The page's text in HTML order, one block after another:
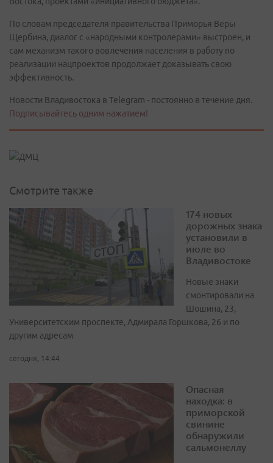
По словам председателя правительства Приморья Веры
Щербина, диалог с «народными контролерами» выстроен, и
сам механизм такого вовлечения населения в работу по
реализации нацпроектов продолжает доказывать свою
эффективность.
Новости Владивостока в Telegram - постоянно в течение дня.
Подписывайтесь одним нажатием!
Смотрите также
174 новых
дорожных знака
установили в
июле во
Владивостоке
Новые знаки
смонтировали на
Шошина, 23,
Университетским проспекте, Адмирала Горшкова, 26 и по
другим адресам
сегодня, 14:44
Опасная
находка: в
приморской
свинине
обнаружили
сальмонеллу